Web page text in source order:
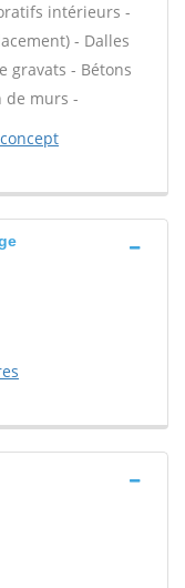
intérieurs -
- Dalles
gravats - Bétons
de murs -